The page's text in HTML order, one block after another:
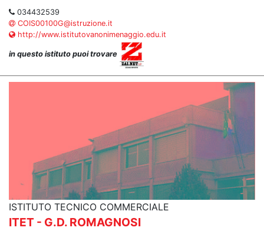
034432539
COIS00100G@istruzione.it
http://www.istitutovanonimenaggio.edu.it
in questo istituto puoi trovare
ISTITUTO TECNICO COMMERCIALE
ITET - G.D. ROMAGNOSI